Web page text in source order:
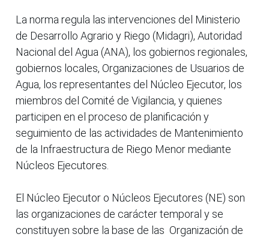
La norma regula las intervenciones del Ministerio
de Desarrollo Agrario y Riego (Midagri), Autoridad
Nacional del Agua (ANA), los gobiernos regionales,
gobiernos locales, Organizaciones de Usuarios de
Agua, los representantes del Núcleo Ejecutor, los
miembros del Comité de Vigilancia, y quienes
participen en el proceso de planificación y
seguimiento de las actividades de Mantenimiento
de la Infraestructura de Riego Menor mediante
Núcleos Ejecutores.
El Núcleo Ejecutor o Núcleos Ejecutores (NE) son
las organizaciones de carácter temporal y se
constituyen sobre la base de las Organización de